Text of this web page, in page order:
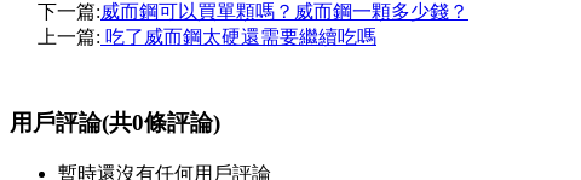
下一篇:威而鋼可以買單顆嗎？威而鋼一顆多少錢？
上一篇: 吃了威而鋼太硬還需要繼續吃嗎
用戶評論(共0條評論)
暫時還沒有任何用戶評論